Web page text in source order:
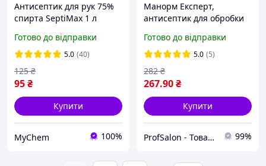
Антисептик для рук 75%
спирта SeptiMax 1 л
Готово до відправки
5.0 (40)
95₴
125 ₴
Купити
MyChem 100%
Манорм Експерт,
антисептик для обробки
дозатором, 1л
Готово до відправки
5.0 (5)
267.90₴
282 ₴
Купити
ProfSalon - Товари для професіоналів 99%